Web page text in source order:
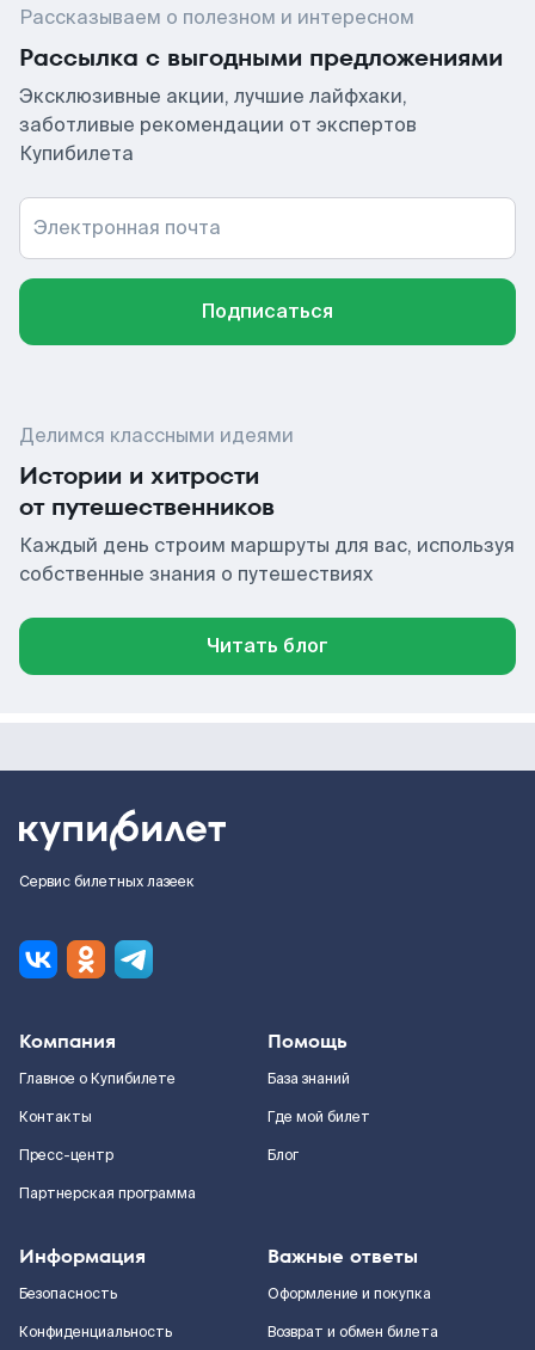
Рассказываем о полезном и интересном
Рассылка с выгодными предложениями
Эксклюзивные акции, лучшие лайфхаки,
заботливые рекомендации от экспертов
Купибилета
Электронная почта
Подписаться
Делимся классными идеями
Истории и хитрости
от путешественников
Каждый день строим маршруты для вас, используя
собственные знания о путешествиях
Читать блог
Сервис билетных лазеек
Компания
Главное о Купибилете
Контакты
Пресс-центр
Партнерская программа
Помощь
База знаний
Где мой билет
Блог
Информация
Безопасность
Конфиденциальность
Важные ответы
Оформление и покупка
Возврат и обмен билета